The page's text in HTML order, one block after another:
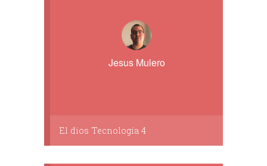
Jesus Mulero
El dios Tecnología 4